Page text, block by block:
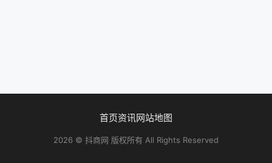
首页资讯网站地图
2026 © 抖商网 版权所有 All Rights Reserved